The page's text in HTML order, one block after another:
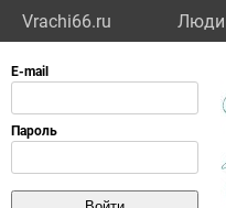
Vrachi66.ru Люди